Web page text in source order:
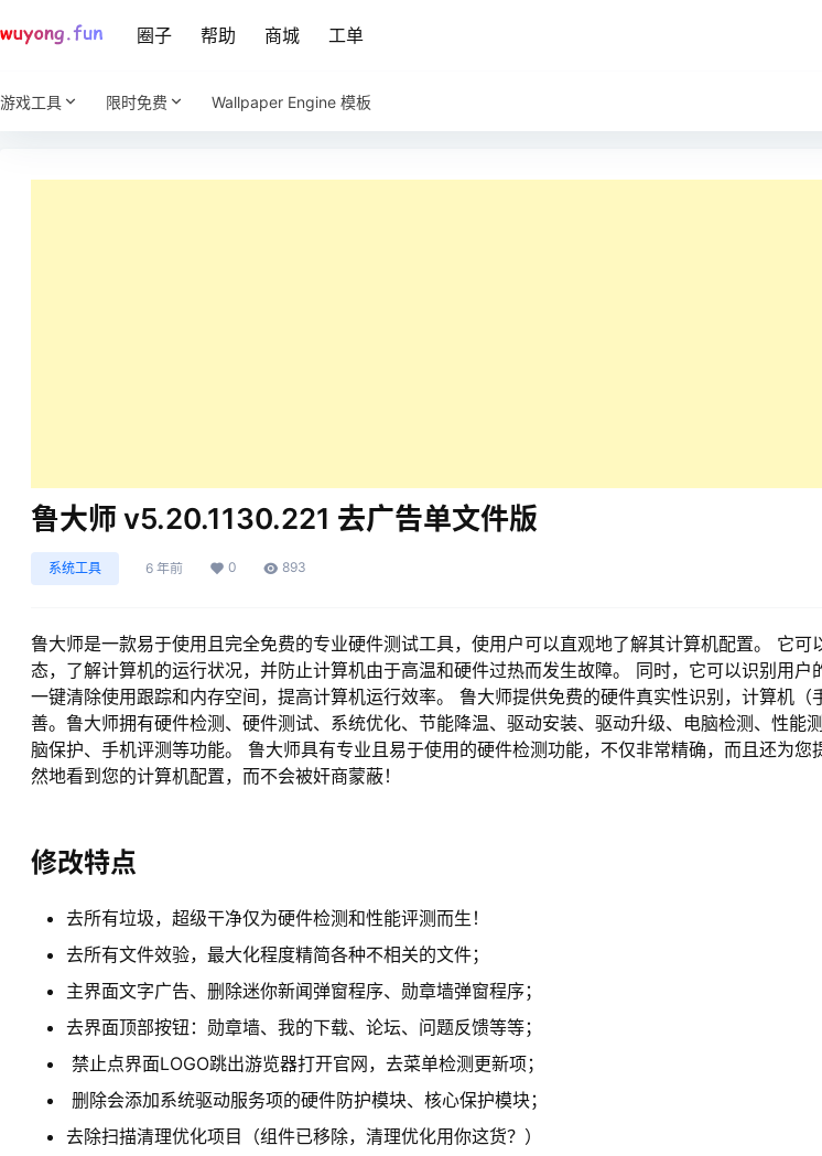
圈子 帮助 商城 工单
游戏工具 限时免费 Wallpaper Engine 模板
鲁大师 v5.20.1130.221 去广告单文件版
系统工具 6 年前 0 893
鲁大师是一款易于使用且完全免费的专业硬件测试工具，使用户可以直观地了解其计算机配置。 它
态，了解计算机的运行状况，并防止计算机由于高温和硬件过热而发生故障。 同时，它可以识别用户
一键清除使用跟踪和内存空间，提高计算机运行效率。 鲁大师提供免费的硬件真实性识别，计算机
善。鲁大师拥有硬件检测、硬件测试、系统优化、节能降温、驱动安装、驱动升级、电脑检测、性能
脑保护、手机评测等功能。 鲁大师具有专业且易于使用的硬件检测功能，不仅非常精确，而且还为您
然地看到您的计算机配置，而不会被奸商蒙蔽！
修改特点
去所有垃圾，超级干净仅为硬件检测和性能评测而生！
去所有文件效验，最大化程度精简各种不相关的文件；
主界面文字广告、删除迷你新闻弹窗程序、勋章墙弹窗程序；
去界面顶部按钮：勋章墙、我的下载、论坛、问题反馈等等；
禁止点界面LOGO跳出游览器打开官网，去菜单检测更新项；
删除会添加系统驱动服务项的硬件防护模块、核心保护模块；
去除扫描清理优化项目（组件已移除，清理优化用你这货？）